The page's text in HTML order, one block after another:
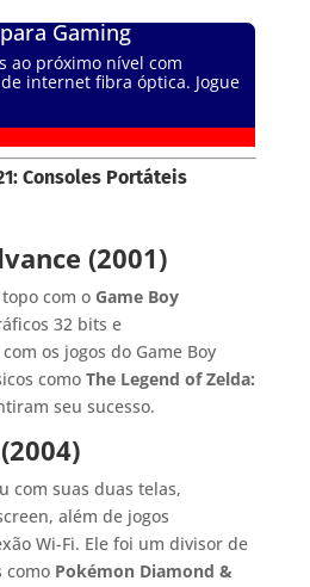
Gaming
ao próximo nível com
internet fibra óptica. Jogue
Consoles Portáteis
(2001)
com o Game Boy
32 bits e
os jogos do Game Boy
como The Legend of Zelda:
seu sucesso.
com suas duas telas,
além de jogos
Wi-Fi. Ele foi um divisor de
como Pokémon Diamond &